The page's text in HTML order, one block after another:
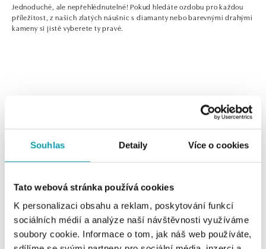
Souhlas Detaily Více o cookies
Tato webová stránka používá cookies
K personalizaci obsahu a reklam, poskytování funkcí
sociálních médií a analýze naší návštěvnosti využíváme
soubory cookie. Informace o tom, jak náš web používáte,
Jednoduché, ale nepřehlédnutelné! Pokud hledáte ozdobu pro každou
příležitost, z našich zlatých náušnic s diamanty nebo barevnými drahými
kameny si jistě vyberete ty pravé.
FILTR
V katalogu nejsou žádné produkty.
Jednoduché, ale nepřehlédnutelné! Pokud hledáte
ozdobu pro každou příležitost, z našich zlatých náušnic s